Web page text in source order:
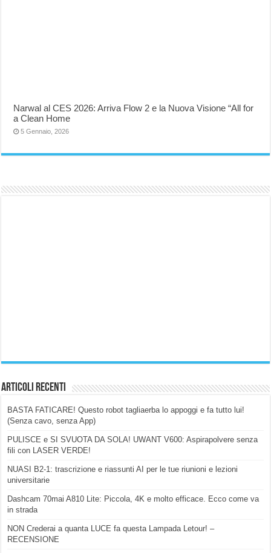
Narwal al CES 2026: Arriva Flow 2 e la Nuova Visione “All for
a Clean Home
5 Gennaio, 2026
Articoli Recenti
BASTA FATICARE! Questo robot tagliaerba lo appoggi e fa tutto lui!
(Senza cavo, senza App)
PULISCE e SI SVUOTA DA SOLA! UWANT V600: Aspirapolvere senza
fili con LASER VERDE!
NUASI B2-1: trascrizione e riassunti AI per le tue riunioni e lezioni
universitarie
Dashcam 70mai A810 Lite: Piccola, 4K e molto efficace. Ecco come va
in strada
NON Crederai a quanta LUCE fa questa Lampada Letour! –
RECENSIONE